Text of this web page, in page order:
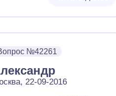
№42261
22-09-2016